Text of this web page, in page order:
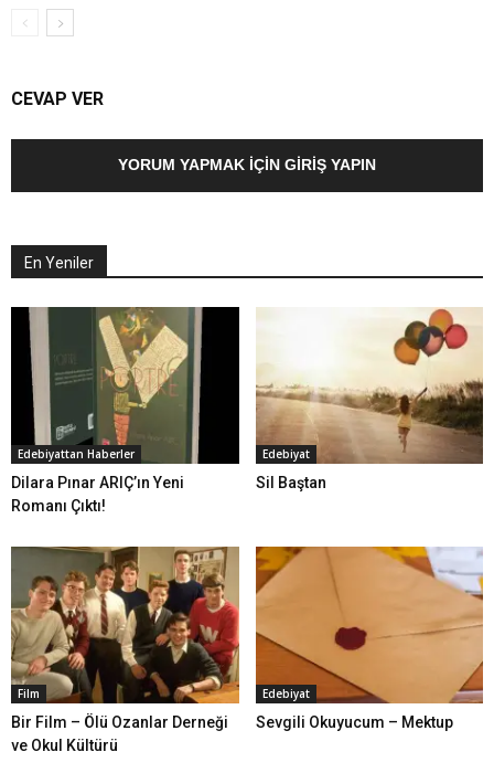
CEVAP VER
YORUM YAPMAK İÇIN GIRIŞ YAPIN
En Yeniler
Edebiyattan Haberler
Dilara Pınar ARIÇ’ın Yeni
Romanı Çıktı!
Edebiyat
Sil Baştan
Film
Bir Film – Ölü Ozanlar Derneği
ve Okul Kültürü
Edebiyat
Sevgili Okuyucum – Mektup